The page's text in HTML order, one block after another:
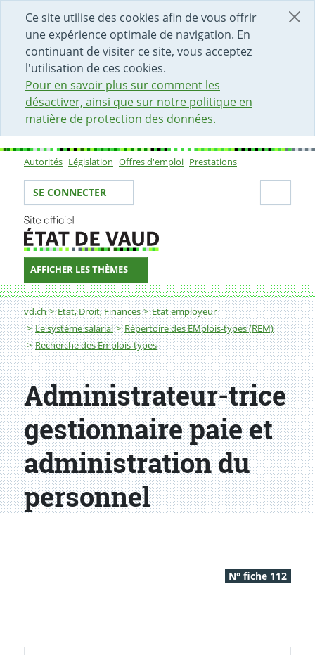
Ce site utilise des cookies afin de vous offrir
une expérience optimale de navigation. En
continuant de visiter ce site, vous acceptez
l'utilisation de ces cookies.
Pour en savoir plus sur comment les
désactiver, ainsi que sur notre politique en
matière de protection des données.
DÉBUT DU CONTENU DE LA PAGE
ACCÈS AU CHAMP DE RECHERCHE
PAGE D'ACCUEIL
FORMULAIRE DE CONTACT
Sous-navigation
Autorités Législation Offres d'emploi Prestations
Votre identité
SE CONNECTER
AFFICHER LES THÈMES
Fil d'Ariane
vd.ch Etat, Droit, Finances
Etat employeur
Le système salarial
Répertoire des EMplois-types (REM)
Recherche des Emplois-types
Administrateur-trice gestionnaire paie et
Administrateur-trice
gestionnaire paie et
administration du
personnel
N° fiche 112